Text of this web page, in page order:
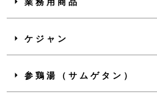
業務用商品
ケジャン
参鶏湯（サムゲタン）